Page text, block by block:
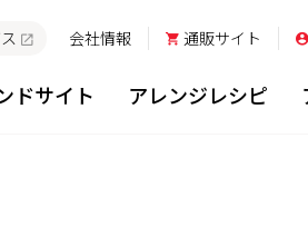
会社情報 通販サイト
ドサイト アレンジレシピ